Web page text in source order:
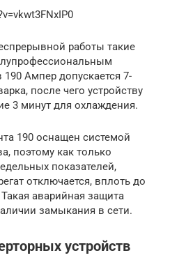
работы такие
Ампер допускается 7-
после чего устройству
3 минут для охлаждения.
190 оснащен системой
поэтому как только
показателей,
отключается, вплоть до
аварийная защита
замыкания в сети.
устройств